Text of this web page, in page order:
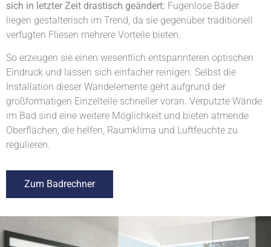
sich in letzter Zeit drastisch geändert: Fugenlose Bäder
liegen gestalterisch im Trend, da sie gegenüber traditionell
verfugten Fliesen mehrere Vorteile bieten.
So erzeugen sie einen wesentlich entspannteren optischen
Eindruck und lassen sich einfacher reinigen. Selbst die
Installation dieser Wandelemente geht aufgrund der
großformatigen Einzelteile schneller voran. Verputzte Wände
im Bad sind eine weitere Möglichkeit und bieten atmende
Oberflächen, die helfen, Raumklima und Luftfeuchte zu
regulieren.
Zum Badrechner